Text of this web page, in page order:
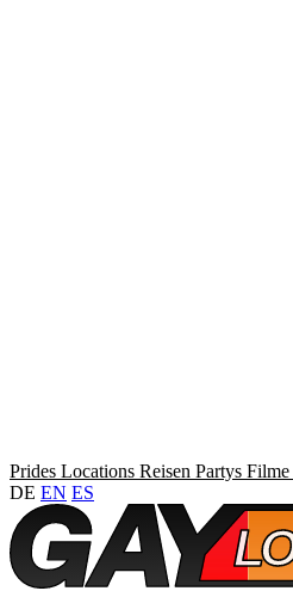
Prides Locations Reisen Partys Filme
DE EN ES